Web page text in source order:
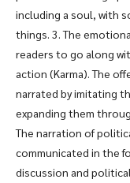
including a soul, with
things. 3. The
readers to go along
action (Karma). The
narrated by imitating
expanding them
The narration of
communicated in the
discussion and